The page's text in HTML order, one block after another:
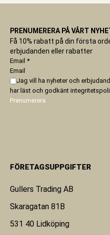
PRENUMERERA PÅ VÅRT
Få 10% rabatt på din första
erbjudanden eller rabatter
Email *
Email
Jag vill ha nyheter och
har läst och godkänt
Prenumerera
FÖRETAGSUPPGIFTER
Gullers Trading AB
Skaragatan 81B
531 40 Lidköping